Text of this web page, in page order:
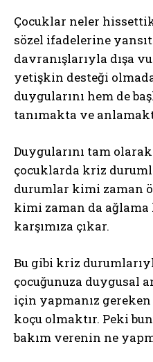
Çocuklar neler
sözel ifadelerine
davranışlarıyla dışa
yetişkin desteği
duygularını hem de
tanımakta ve
Duygularını tam
çocuklarda kriz
durumlar kimi zaman
kimi zaman da
karşımıza çıkar.
Bu gibi kriz
çocuğunuza duygusal
için yapmanız
koçu olmaktır. Peki
bakım verenin ne